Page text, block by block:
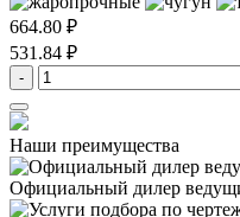
664.80 ₽
531.84 ₽
-
Наши преимущества
Официальный дилер